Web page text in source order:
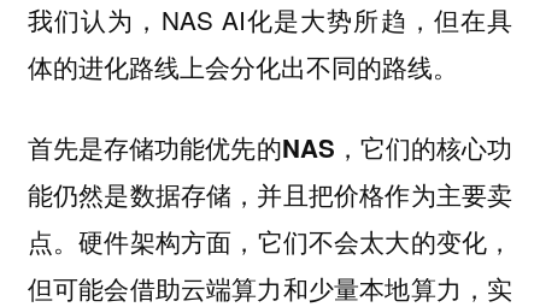
我们认为，NAS AI化是大势所趋，但在具
体的进化路线上会分化出不同的路线。
首先是存储功能优先的NAS，它们的核心功
能仍然是数据存储，并且把价格作为主要卖
点。硬件架构方面，它们不会太大的变化，
但可能会借助云端算力和少量本地算力，实